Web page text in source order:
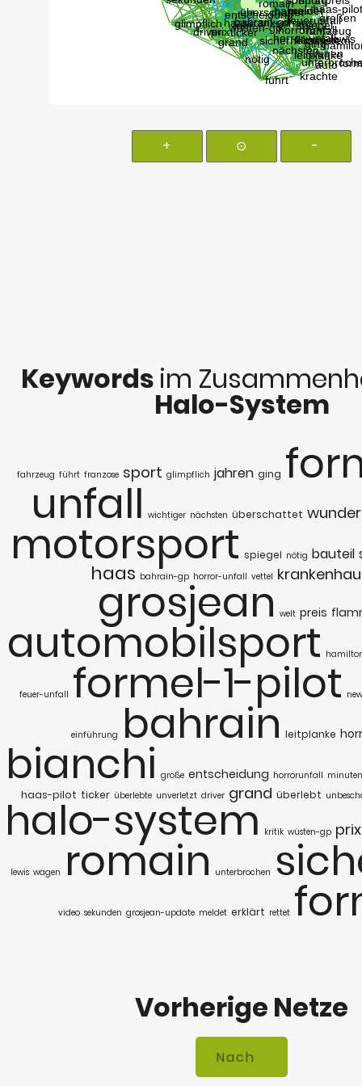
+ ⊙ -
Keywords im
Halo-System
fahrzeug führt franzose sport glimpflich jahren ging
unfall wichtiger nächsten überschattet wunder
motorsport spiegel nötig bauteil
haas bahrain-gp horror-unfall vettel
grosjean welt preis
automobilsport
feuer-unfall formel-1-pilot
einführung bahrain leitplanke
bianchi große entscheidung horrorunfall minuten
haas-pilot ticker überlebte unverletzt driver grand überlebt
halo-system kritik wüsten-gp prix
lewis wagen romain unterbrochen
video sekunden grosjean-update meldet erklärt rettet
Vorherige Netze